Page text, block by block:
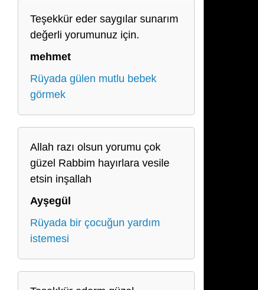
Teşekkür eder saygılar sunarım
değerli yorumunuz için.
mehmet
Rüyada gülen mutlu bebek
görmek
Allah razı olsun yorumu çok
güzel Rabbim hayırlara vesile
etsin inşallah
Ayşegül
Rüyada bir çocuğun yardım
istemesi